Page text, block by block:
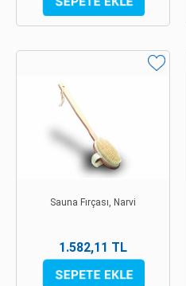
Sauna Fırçası, Narvi
1.582,11 TL